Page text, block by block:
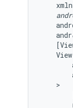
andr
>